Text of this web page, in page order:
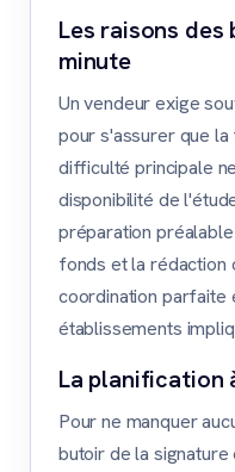
Les raisons
minute
Un vendeur exige
pour s'assurer que la
difficulté principale
disponibilité de
préparation
fonds et la rédaction
coordination
établissements
La planification
Pour ne manquer
butoir de la